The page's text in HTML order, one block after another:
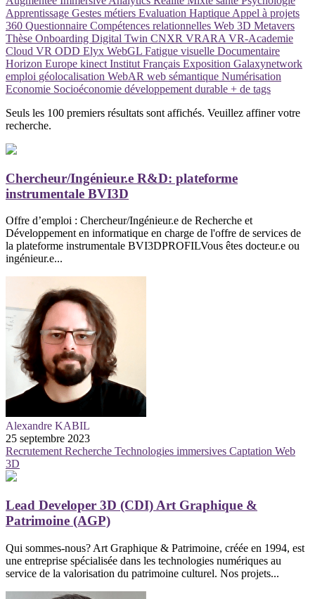
Apprentissage Gestes métiers Evaluation Haptique Appel à projets
360 Questionnaire Compétences relationnelles Web 3D Metavers
Thèse Onboarding Digital Twin CNXR VRARA VR-Academie
Cloud VR ODD Elyx WebGL Fatigue visuelle Documentaire
Horizon Europe kinect Institut Français Exposition Galaxynetwork
emploi géolocalisation WebAR web sémantique Numérisation
Economie Socioéconomie développement durable + de tags
Seuls les 100 premiers résultats sont affichés. Veuillez affiner votre
recherche.
Chercheur/Ingénieur.e R&D: plateforme
instrumentale BVI3D
Offre d’emploi : Chercheur/Ingénieur.e de Recherche et
Développement en informatique en charge de l'offre de services de
la plateforme instrumentale BVI3DPROFILVous êtes docteur.e ou
ingénieur.e...
Alexandre KABIL
25 septembre 2023
Recrutement Recherche Technologies immersives Captation Web
3D
Lead Developer 3D (CDI) Art Graphique &
Patrimoine (AGP)
Qui sommes-nous? Art Graphique & Patrimoine, créée en 1994, est
une entreprise spécialisée dans les technologies numériques au
service de la valorisation du patrimoine culturel. Nos projets...